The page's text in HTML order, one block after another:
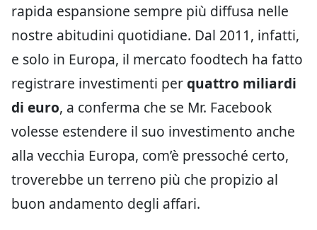
rapida espansione sempre più diffusa nelle
nostre abitudini quotidiane. Dal 2011, infatti,
e solo in Europa, il mercato foodtech ha fatto
registrare investimenti perquattro miliardi
di euro, a conferma che se Mr. Facebook
volesse estendere il suo investimento anche
alla vecchia Europa, com’è pressoché certo,
troverebbe un terreno più che propizio al
buon andamento degli affari.